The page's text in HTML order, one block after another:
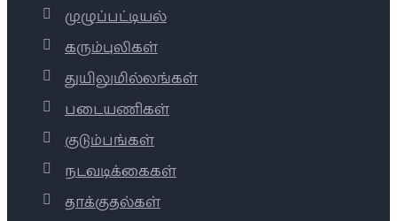
முழுப்பட்டியல்
கரும்புலிகள்
துயிலுமில்லங்கள்
படையணிகள்
குடும்பங்கள்
நடவடிக்கைகள்
தாக்குதல்கள்